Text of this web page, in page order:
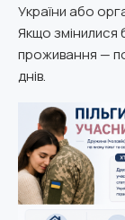
України або
Якщо змінилися
проживання —
днів.